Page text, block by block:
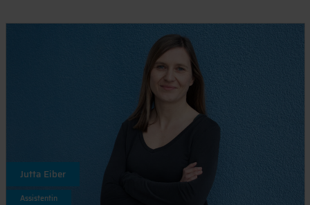
Jutta Eiber
Assistentin